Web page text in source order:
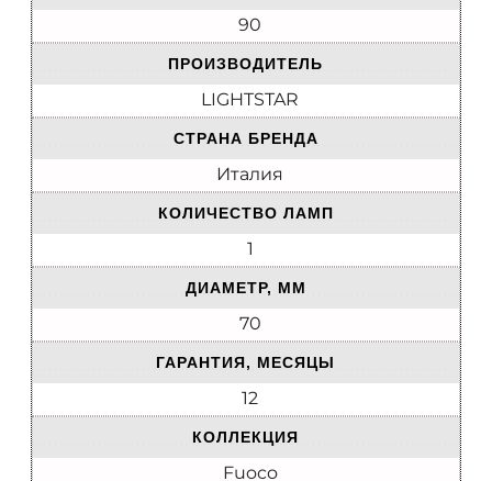
90
ПРОИЗВОДИТЕЛЬ
LIGHTSTAR
СТРАНА БРЕНДА
Италия
КОЛИЧЕСТВО ЛАМП
1
ДИАМЕТР, ММ
70
ГАРАНТИЯ, МЕСЯЦЫ
12
КОЛЛЕКЦИЯ
Fuoco